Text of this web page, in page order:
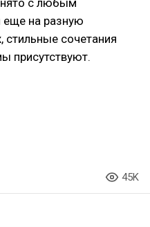
с любым
еще на разную
стильные сочетания
присутствуют.
45K